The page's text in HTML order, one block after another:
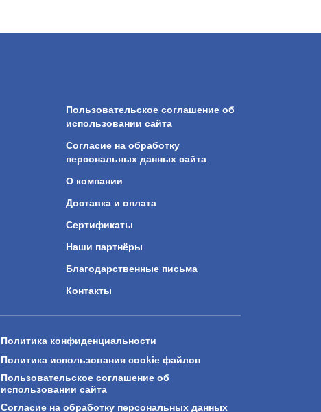
Пользовательское соглашение об
использовании сайта
Согласие на обработку
персональных данных сайта
О компании
Доставка и оплата
Сертификаты
Наши партнёры
Благодарственные письма
Контакты
Политика конфиденциальности
Политика использования cookie файлов
Пользовательское соглашение об
использовании сайта
Согласие на обработку персональных данных